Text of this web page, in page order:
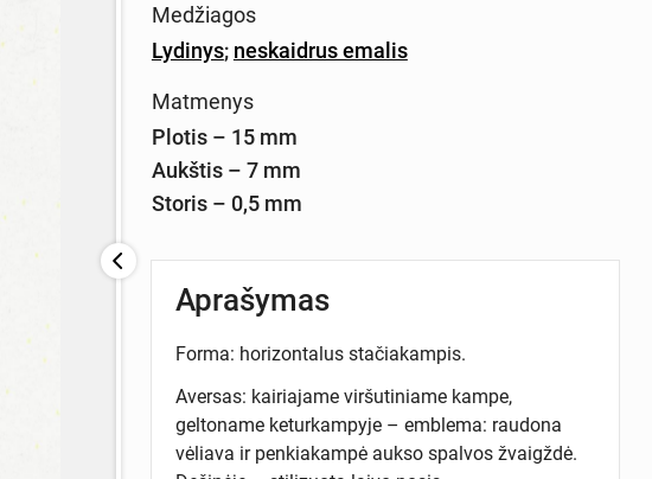
Medžiagos
Lydinys; neskaidrus emalis
Matmenys
Plotis – 15 mm
Aukštis – 7 mm
Storis – 0,5 mm
Aprašymas
Forma: horizontalus stačiakampis.
Aversas: kairiajame viršutiniame kampe,
geltoname keturkampyje – emblema: raudona
vėliava ir penkiakampė aukso spalvos žvaigždė.